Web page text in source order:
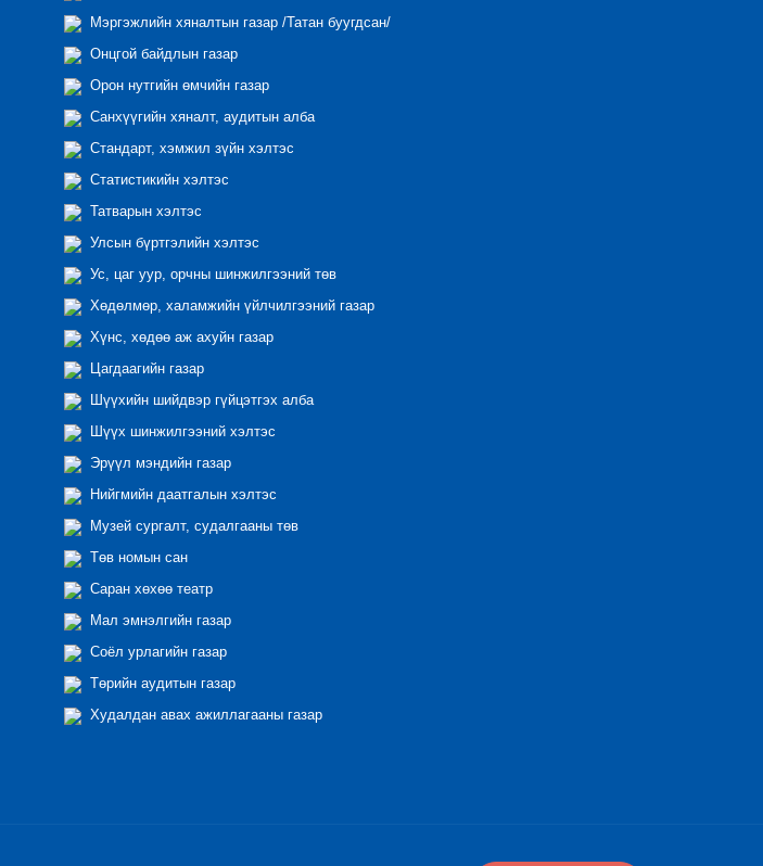
Мэргэжлийн хяналтын газар /Татан буугдсан/
Онцгой байдлын газар
Орон нутгийн өмчийн газар
Санхүүгийн хяналт, аудитын алба
Стандарт, хэмжил зүйн хэлтэс
Статистикийн хэлтэс
Татварын хэлтэс
Улсын бүртгэлийн хэлтэс
Ус, цаг уур, орчны шинжилгээний төв
Хөдөлмөр, халамжийн үйлчилгээний газар
Хүнс, хөдөө аж ахуйн газар
Цагдаагийн газар
Шүүхийн шийдвэр гүйцэтгэх алба
Шүүх шинжилгээний хэлтэс
Эрүүл мэндийн газар
Нийгмийн даатгалын хэлтэс
Музей сургалт, судалгааны төв
Төв номын сан
Саран хөхөө театр
Мал эмнэлгийн газар
Соёл урлагийн газар
Төрийн аудитын газар
Худалдан авах ажиллагааны газар